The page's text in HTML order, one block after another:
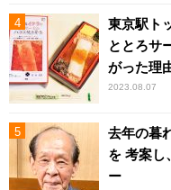
東京駅ト
ととろサ
がった理
2023.08.07
去年の暮
を 考案し
ー